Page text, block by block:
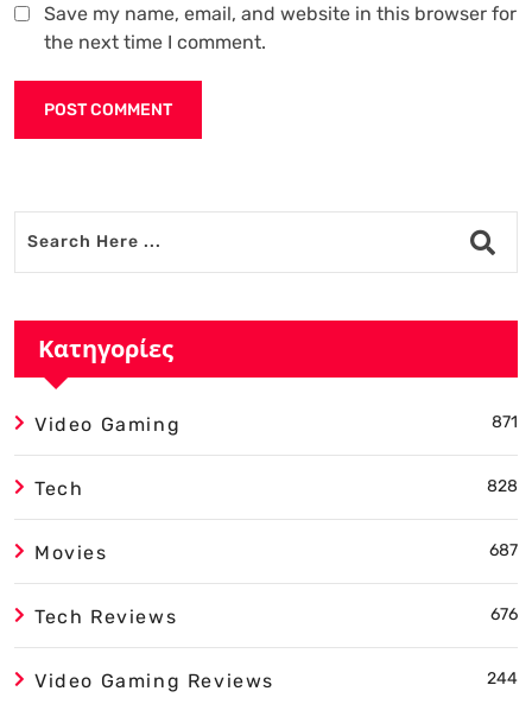
Save my name, email, and website in this browser for
the next time I comment.
Κατηγορίες
Video Gaming 871
Tech 828
Movies 687
Tech Reviews 676
Video Gaming Reviews 244